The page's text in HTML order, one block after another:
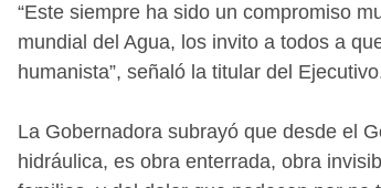
“Este siempre ha sido un compromiso
mundial del Agua, los invito a todos a
humanista”, señaló la titular del
La Gobernadora subrayó que desde el
hidráulica, es obra enterrada, obra